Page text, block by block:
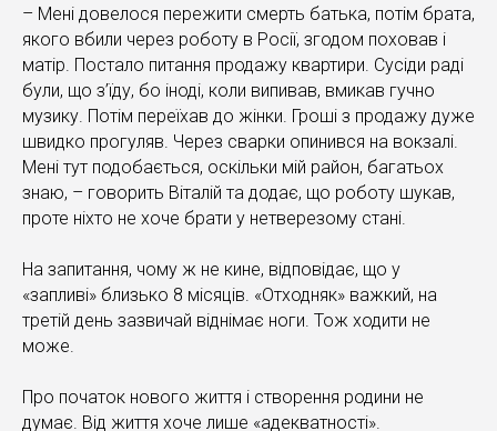
– Мені довелося пережити смерть батька, потім брата,
якого вбили через роботу в Росії, згодом поховав і
матір. Постало питання продажу квартири. Сусіди раді
були, що з’їду, бо іноді, коли випивав, вмикав гучно
музику. Потім переїхав до жінки. Гроші з продажу дуже
швидко прогуляв. Через сварки опинився на вокзалі.
Мені тут подобається, оскільки мій район, багатьох
знаю, – говорить Віталій та додає, що роботу шукав,
проте ніхто не хоче брати у нетверезому стані.
На запитання, чому ж не кине, відповідає, що у
«запливі» близько 8 місяців. «Отходняк» важкий, на
третій день зазвичай віднімає ноги. Тож ходити не
може.
Про початок нового життя і створення родини не
думає. Від життя хоче лише «адекватності».